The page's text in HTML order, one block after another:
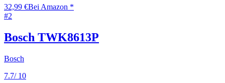
32,99 €Bei Amazon *
#2
Bosch TWK8613P
Bosch
7.7/ 10